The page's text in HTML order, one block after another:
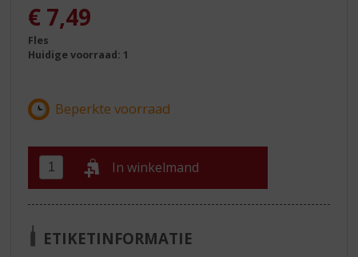
€ 7,49
Fles
Huidige voorraad: 1
In winkelmand
ETIKETINFORMATIE